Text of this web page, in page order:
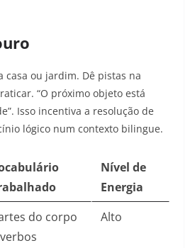
casa ou jardim. Dê pistas na
“O próximo objeto está
Isso incentiva a resolução de
lógico num contexto bilingue.
Nível de
Energia
do corpo
Alto